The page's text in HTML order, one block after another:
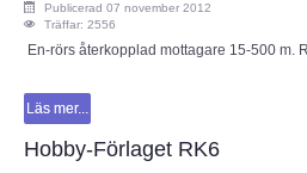
Publicerad 07 november 2012
Träffar: 2556
En-rörs återkopplad mottagare 15-500 m.
Läs mer...
Hobby-Förlaget RK6